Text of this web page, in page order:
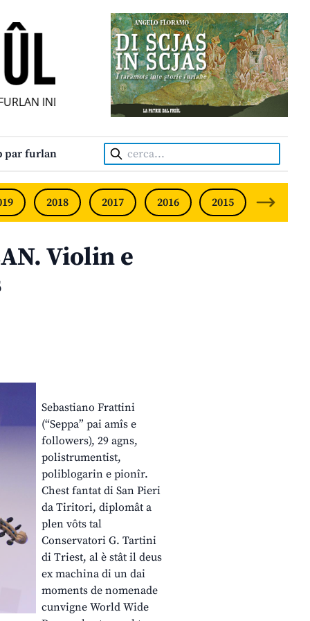
INDIPENDENT • INDEPENDENT FRIULIAN MONTHLY •
par furlan Cerca:
2018 2017 2016 2015 2014
Violin e
Sebastiano Frattini
(“Seppa” pai amîs e
followers), 29 agns,
polistrumentist,
poliblogarin e pionîr.
Chest fantat di San Pieri
da Tiritori, diplomât a
plen vôts tal
Conservatori G. Tartini
di Triest, al è stât il deus
ex machina di un dai
moments de nomenade
cunvigne World Wide